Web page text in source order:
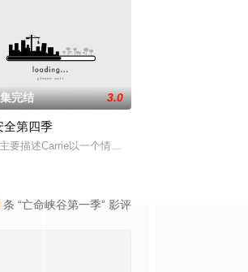
安 加
在热播的原创电视剧。该剧将魔法引入美国家庭日
完结 3.0
全第四季
要描述Carrie以一个情报官员的身份在别国首都开
条 “亡命峡谷第一季” 影评